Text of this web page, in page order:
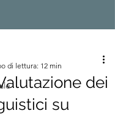
dei
su
di lettura: 12 min